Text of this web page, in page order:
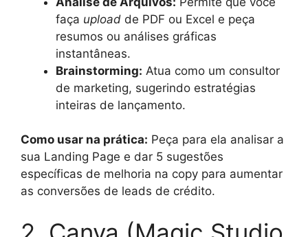
faça upload de PDF ou Excel e peça
resumos ou análises gráficas
instantâneas.
Brainstorming: Atua como um consultor
de marketing, sugerindo estratégias
inteiras de lançamento.
Como usar na prática: Peça para ela analisar a
sua Landing Page e dar 5 sugestões
específicas de melhoria na copy para aumentar
as conversões de leads de crédito.